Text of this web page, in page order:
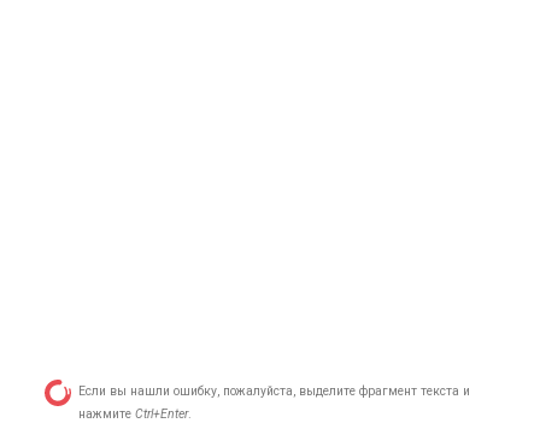
Если вы нашли ошибку, пожалуйста, выделите фрагмент текста и
нажмите Ctrl+Enter.